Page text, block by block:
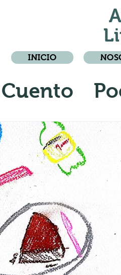
INICIO
Cuento
Relato